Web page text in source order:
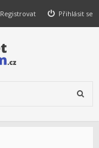
Přihlásit se
Registrovat